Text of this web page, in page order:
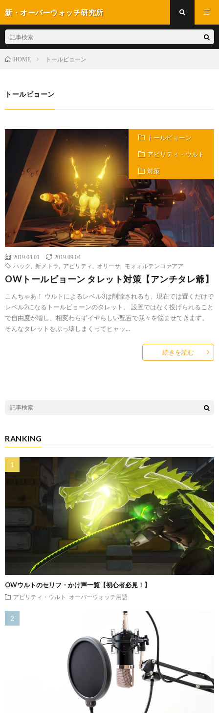
新・オーバーウォッチ研究所
HOME トールビョーン
トールビョーン
トールビョーン
アビリティ・ウルト
対策
2019.04.01
2019.09.04
ハック
新メトラ アビリティ オリーサ モォォルテンコァアア
OWトールビョーン タレット対策【アンチタレ爺】
こんちゃあ！ ウルトによるレベル3は削除されるも、現在では置くだけで
レベル2になるトールビョーンのタレット。 設置ではなく投げられること
で自由度が増し、相変わらずイヤらしい配置で我々を悩ませてきます。
そんなタレットをぶっ壊しまくってヒャッ…
続きを読む
RANKING
OWウルトのセリフ・かけ声一覧【初心者必見！】
アビリティ・ウルト オーバーウォッチ用語